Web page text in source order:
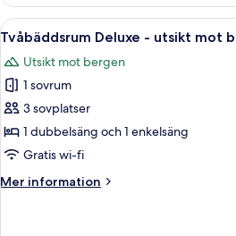
(Road
View)
Öppna
alla
foton
för
Tvåbäddsrum
Deluxe
-
mot
Ett
5
Tvåbäddsrum Deluxe - utsikt mot
Utsikt mot bergen
1 sovrum
3 sovplatser
1 dubbelsäng och 1 enkelsäng
Gratis wi-fi
Mer information
Mer